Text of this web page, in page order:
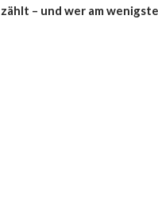
– und wer am